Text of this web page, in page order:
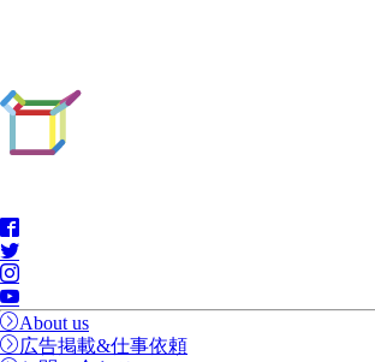
About us
広告掲載&仕事依頼